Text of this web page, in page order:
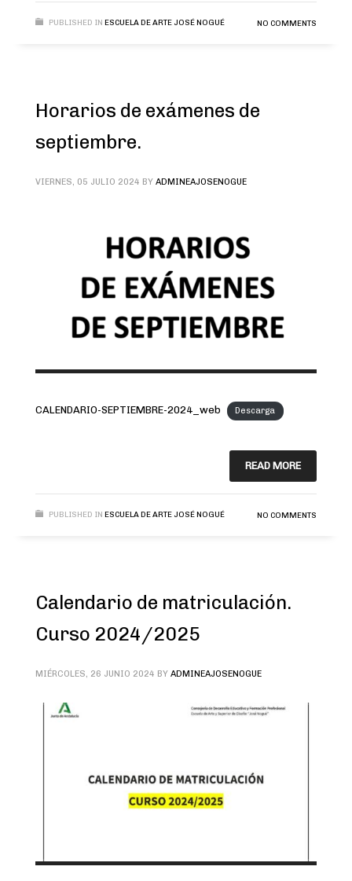
PUBLISHED IN ESCUELA DE ARTE JOSÉ NOGUÉ NO COMMENTS
Horarios de exámenes de
septiembre.
VIERNES, 05 JULIO 2024 BY ADMINEAJOSENOGUE
CALENDARIO-SEPTIEMBRE-2024_web Descarga
READ MORE
PUBLISHED IN ESCUELA DE ARTE JOSÉ NOGUÉ NO COMMENTS
Calendario de matriculación.
Curso 2024/2025
MIÉRCOLES, 26 JUNIO 2024 BY ADMINEAJOSENOGUE